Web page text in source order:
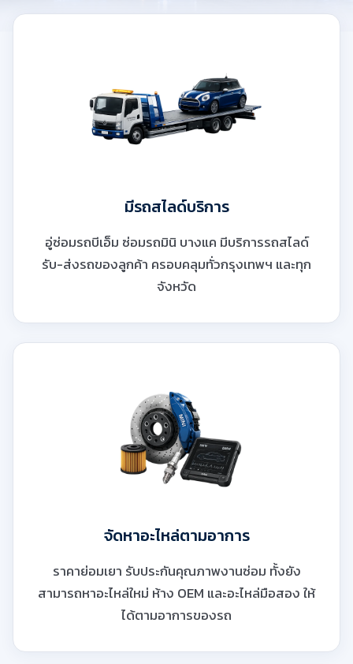
มีรถสไลด์บริการ
อู่ซ่อมรถบีเอ็ม ซ่อมรถมินิ บางแค มีบริการรถสไลด์
รับ-ส่งรถของลูกค้า ครอบคลุมทั่วกรุงเทพฯ และทุก
จังหวัด
จัดหาอะไหล่ตามอาการ
ราคาย่อมเยา รับประกันคุณภาพงานซ่อม ทั้งยัง
สามารถหาอะไหล่ใหม่ ห้าง OEM และอะไหล่มือสอง ให้
ได้ตามอาการของรถ